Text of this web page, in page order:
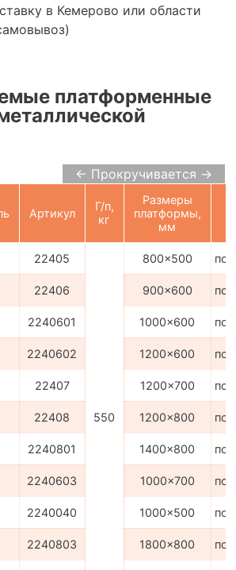
в Кемерово или области
платформенные
← Прокручивается →
Артикул
Г/п,
кг
Размеры
платформы,
мм
22405
550
800x500 по
22406 900x600 по
2240601 1000x600 по
2240602 1200x600 по
22407 1200x700 по
22408 1200x800 по
2240801 1400x800 по
2240603 1000x700 по
2240040 1000x500 по
2240803 1800x800 по